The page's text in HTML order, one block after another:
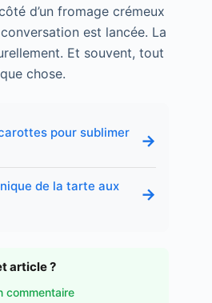
d’un fromage crémeux
est lancée. La
Et souvent, tout
chose.
pour sublimer
→
de la tarte aux
→
article ?
commentaire